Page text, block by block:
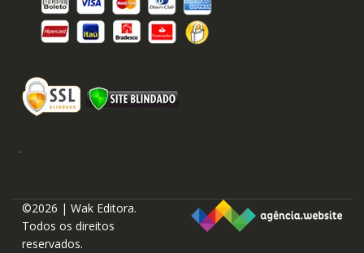
©2026 | Wak Editora.
Todos os direitos
reservados.